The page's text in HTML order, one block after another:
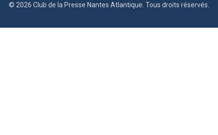
© 2026 Club de la Presse Nantes Atlantique. Tous droits réservés.